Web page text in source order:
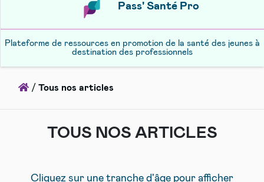
Pass' Santé Pro
Plateforme de ressources en promotion de la santé des jeunes à
destination des professionnels
Accueil
/ Tous nos articles
TOUS NOS ARTICLES
Cliquez sur une tranche d'âge pour afficher